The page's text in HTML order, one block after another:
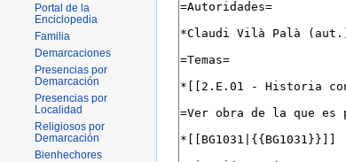
Portal de la
Enciclopedia
Familia
Demarcaciones
Presencias por
Demarcación
Presencias por
Localidad
Religiosos por
Demarcación
Bienhechores